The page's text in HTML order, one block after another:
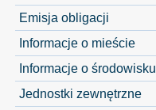
Emisja obligacji
Informacje o mieście
Informacje o środowisku
Jednostki zewnętrzne